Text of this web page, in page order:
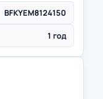
BFKYEM8124150
1 год